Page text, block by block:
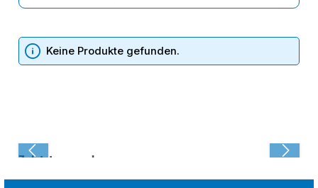
Keine Produkte gefunden.
Zuletzt angesehen: